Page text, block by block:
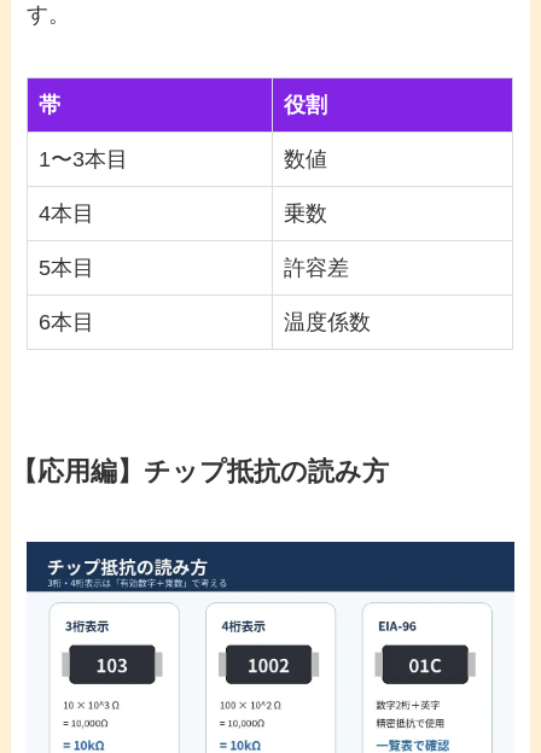
す。
帯 役割
1〜3本目 数値
4本目 乗数
5本目 許容差
6本目 温度係数
【応用編】チップ抵抗の読み方